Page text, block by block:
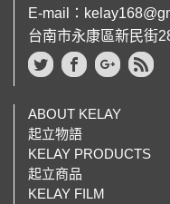
E-mail：
台南市永康區新民街
ABOUT KELAY
起立物語
KELAY PRODUCTS
起立商品
KELAY FILM